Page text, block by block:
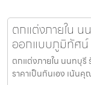
ตกแต่งภายใน
ออกแบบภูมิทัศ
ตกแต่งภายใน นนทบุ
ราคาเป็นกันเอง เน้น